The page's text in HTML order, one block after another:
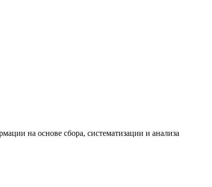
на основе сбора, систематизации и анализа